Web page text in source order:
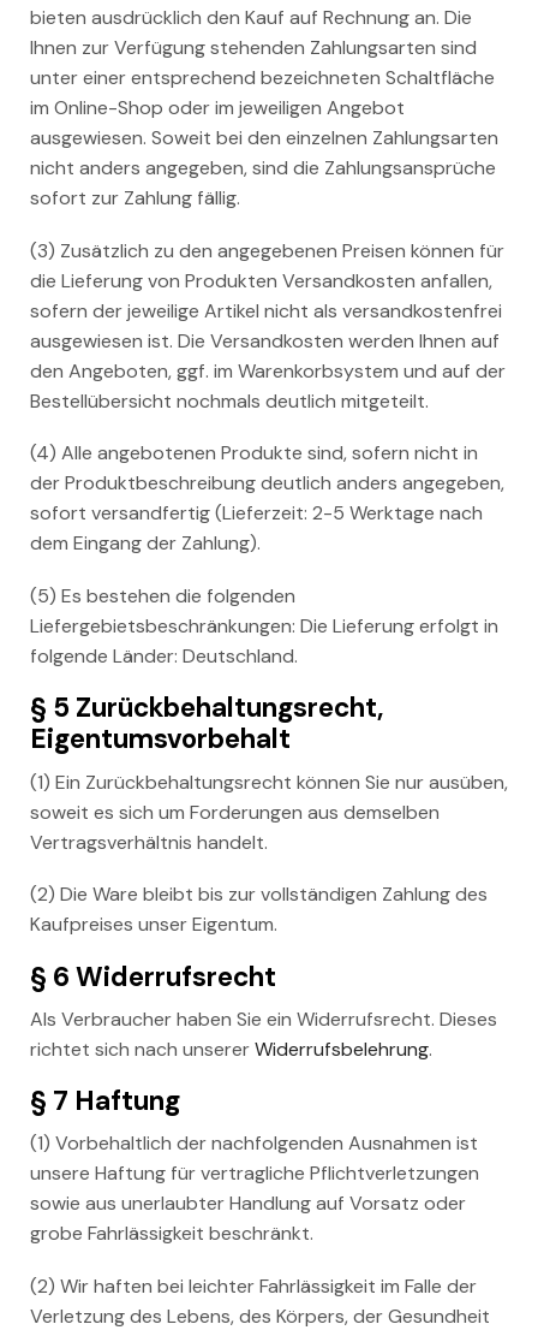
bieten ausdrücklich den Kauf auf Rechnung an. Die
Ihnen zur Verfügung stehenden Zahlungsarten sind
unter einer entsprechend bezeichneten Schaltfläche
im Online-Shop oder im jeweiligen Angebot
ausgewiesen. Soweit bei den einzelnen Zahlungsarten
nicht anders angegeben, sind die Zahlungsansprüche
sofort zur Zahlung fällig.
(3) Zusätzlich zu den angegebenen Preisen können für
die Lieferung von Produkten Versandkosten anfallen,
sofern der jeweilige Artikel nicht als versandkostenfrei
ausgewiesen ist. Die Versandkosten werden Ihnen auf
den Angeboten, ggf. im Warenkorbsystem und auf der
Bestellübersicht nochmals deutlich mitgeteilt.
(4) Alle angebotenen Produkte sind, sofern nicht in
der Produktbeschreibung deutlich anders angegeben,
sofort versandfertig (Lieferzeit: 2-5 Werktage nach
dem Eingang der Zahlung).
(5) Es bestehen die folgenden
Liefergebietsbeschränkungen: Die Lieferung erfolgt in
folgende Länder: Deutschland.
§ 5 Zurückbehaltungsrecht,
Eigentumsvorbehalt
(1) Ein Zurückbehaltungsrecht können Sie nur ausüben,
soweit es sich um Forderungen aus demselben
Vertragsverhältnis handelt.
(2) Die Ware bleibt bis zur vollständigen Zahlung des
Kaufpreises unser Eigentum.
§ 6 Widerrufsrecht
Als Verbraucher haben Sie ein Widerrufsrecht. Dieses
richtet sich nach unsererWiderrufsbelehrung.
§ 7 Haftung
(1) Vorbehaltlich der nachfolgenden Ausnahmen ist
unsere Haftung für vertragliche Pflichtverletzungen
sowie aus unerlaubter Handlung auf Vorsatz oder
grobe Fahrlässigkeit beschränkt.
(2) Wir haften bei leichter Fahrlässigkeit im Falle der
Verletzung des Lebens, des Körpers, der Gesundheit